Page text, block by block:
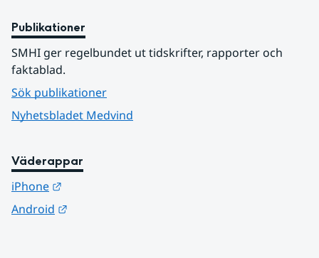
Publikationer
SMHI ger regelbundet ut tidskrifter, rapporter och
faktablad.
Sök publikationer
Nyhetsbladet Medvind
Väderappar
iPhone
Android